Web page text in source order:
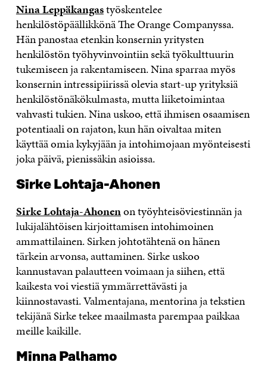
Nina Leppäkangastyöskentelee
henkilöstöpäällikkönä The Orange Companyssa.
Hän panostaa etenkin konsernin yritysten
henkilöstön työhyvinvointiin sekä työkulttuurin
tukemiseen ja rakentamiseen. Nina sparraa myös
konsernin intressipiirissä olevia start-up yrityksiä
henkilöstönäkökulmasta, mutta liiketoimintaa
vahvasti tukien. Nina uskoo, että ihmisen osaamisen
potentiaali on rajaton, kun hän oivaltaa miten
käyttää omia kykyjään ja intohimojaan myönteisesti
joka päivä, pienissäkin asioissa.
Sirke Lohtaja-Ahonen
Sirke Lohtaja-Ahonenon työyhteisöviestinnän ja
lukijalähtöisen kirjoittamisen intohimoinen
ammattilainen. Sirken johtotähtenä on hänen
tärkein arvonsa, auttaminen. Sirke uskoo
kannustavan palautteen voimaan ja siihen, että
kaikesta voi viestiä ymmärrettävästi ja
kiinnostavasti. Valmentajana, mentorina ja tekstien
tekijänä Sirke tekee maailmasta parempaa paikkaa
meille kaikille.
Minna Palhamo